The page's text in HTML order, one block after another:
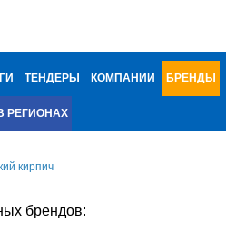
ТЕНДЕРЫ КОМПАНИИ БРЕНДЫ
РЕГИОНАХ
кирпич
брендов: